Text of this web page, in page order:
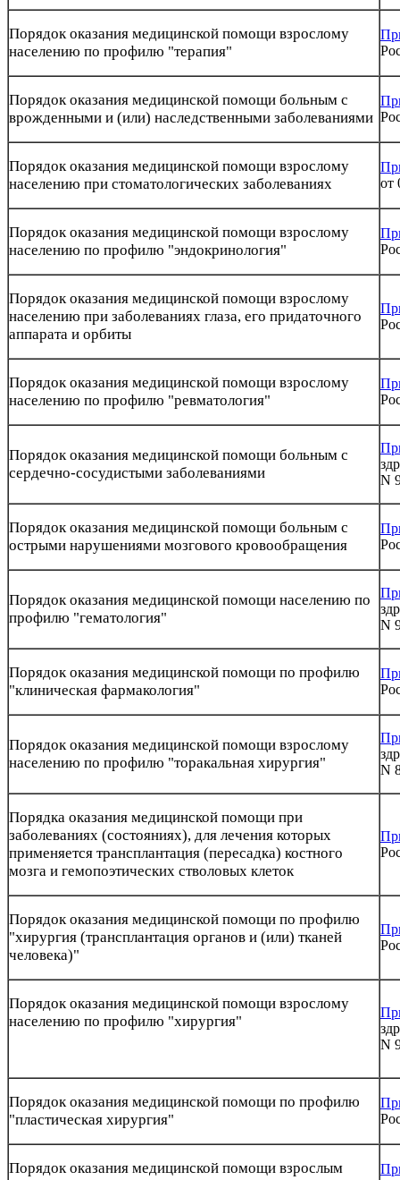
Порядок оказания медицинской помощи взрослому
населению по профилю "терапия"
Порядок оказания медицинской помощи больным с
врожденными и (или) наследственными заболеваниями
Порядок оказания медицинской помощи взрослому
населению при стоматологических заболеваниях
от
Порядок оказания медицинской помощи взрослому
населению по профилю "эндокринология"
Порядок оказания медицинской помощи взрослому
населению при заболеваниях глаза, его придаточного
аппарата и орбиты
Порядок оказания медицинской помощи взрослому
населению по профилю "ревматология"
Порядок оказания медицинской помощи больным с
сердечно-сосудистыми заболеваниями
N
Порядок оказания медицинской помощи больным с
острыми нарушениями мозгового кровообращения
Порядок оказания медицинской помощи населению по
профилю "гематология"
N
Порядок оказания медицинской помощи по профилю
"клиническая фармакология"
Порядок оказания медицинской помощи взрослому
населению по профилю "торакальная хирургия"
N
Порядка оказания медицинской помощи при
заболеваниях (состояниях), для лечения которых
применяется трансплантация (пересадка) костного
мозга и гемопоэтических стволовых клеток
Порядок оказания медицинской помощи по профилю
"хирургия (трансплантация органов и (или) тканей
человека)"
Порядок оказания медицинской помощи взрослому
населению по профилю "хирургия"
N
Порядок оказания медицинской помощи по профилю
"пластическая хирургия"
Порядок оказания медицинской помощи взрослым